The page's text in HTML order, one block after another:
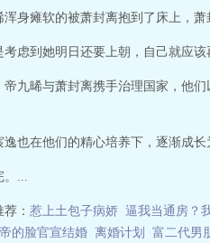
浑身瘫软的被萧封离抱到了床上，萧
考虑到她明日还要上朝，自己就应该
帝九晞与萧封离携手治理国家，他
逸也在他们的精心培养下，逐渐成
。...
： 惹上土包子病娇 逼我当通房？
的脸官宣结婚 离婚计划 富二代男